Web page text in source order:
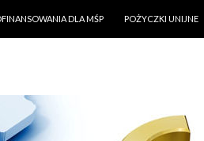
DLA MŚP
POŻYCZKI UNIJNE